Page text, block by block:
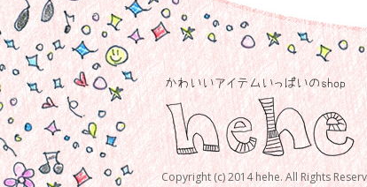
Copyright (c) 2014 hehe. All Rights